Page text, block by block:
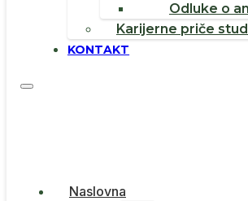
Odluke o
Karijerne priče
KONTAKT
Naslovna